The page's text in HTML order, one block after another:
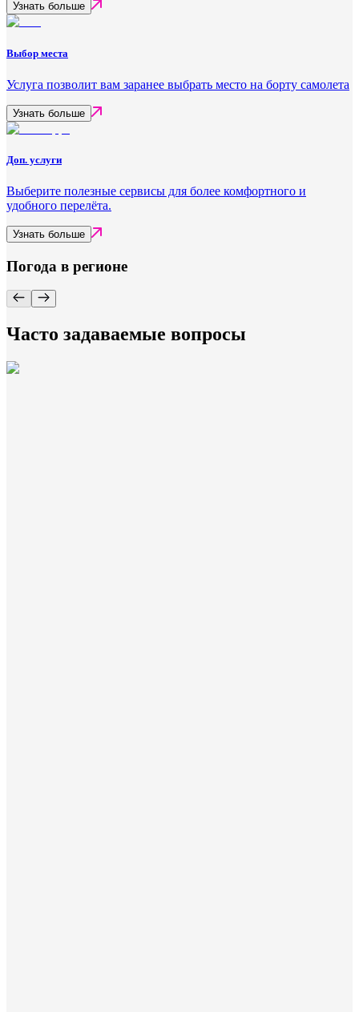
Узнать больше
Выбор места
Услуга позволит вам заранее выбрать место на борту самолета
Узнать больше
Доп. услуги
Выберите полезные сервисы для более комфортного и
удобного перелёта.
Узнать больше
Погода в регионе
Часто задаваемые вопросы